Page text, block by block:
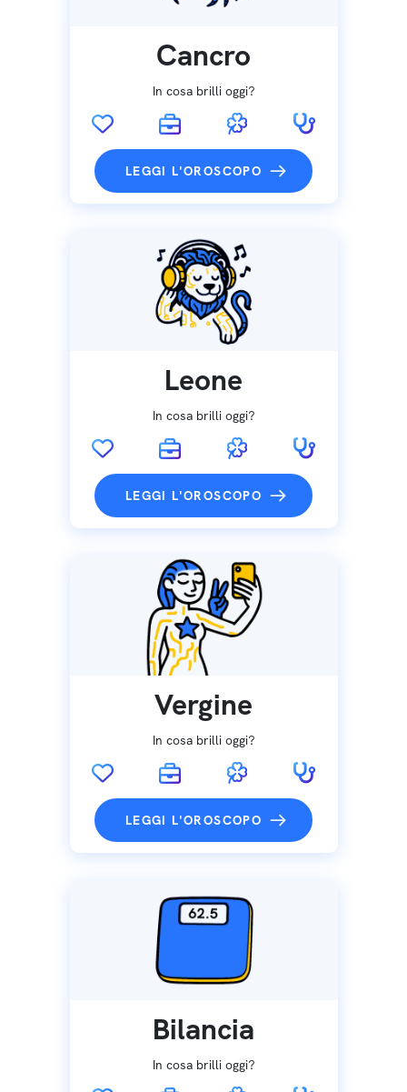
Cancro
In cosa brilli oggi?
LEGGI L'OROSCOPO
Leone
In cosa brilli oggi?
LEGGI L'OROSCOPO
Vergine
In cosa brilli oggi?
LEGGI L'OROSCOPO
Bilancia
In cosa brilli oggi?